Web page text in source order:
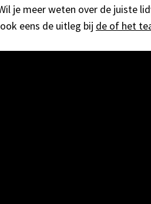
je meer weten over de juiste
eens de uitleg bij de of het